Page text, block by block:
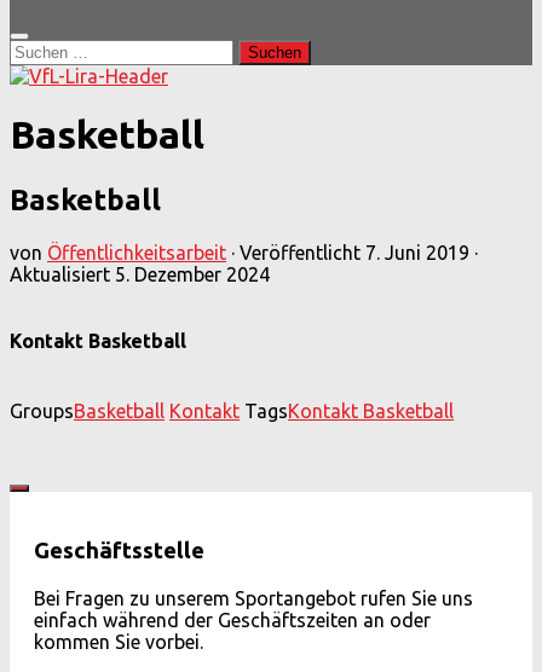
Suchen
nach:
Basketball
Basketball
von Öffentlichkeitsarbeit · Veröffentlicht 7. Juni 2019 ·
Aktualisiert 5. Dezember 2024
Kontakt Basketball
GroupsBasketball Kontakt TagsKontakt Basketball
Geschäftsstelle
Bei Fragen zu unserem Sportangebot rufen Sie uns
einfach während der Geschäftszeiten an oder
kommen Sie vorbei.